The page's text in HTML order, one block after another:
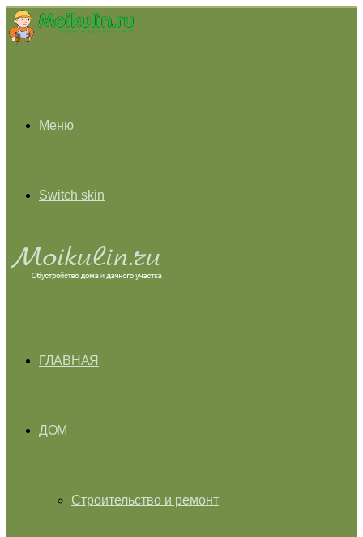
Меню
Switch skin
ГЛАВНАЯ
ДОМ
Строительство и ремонт